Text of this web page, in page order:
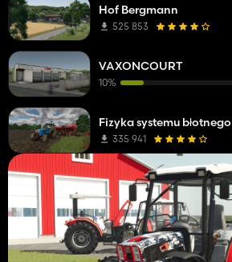
Hof Bergmann
525 853
VAXONCOURT
10%
Fizyka systemu błotnego
335 941